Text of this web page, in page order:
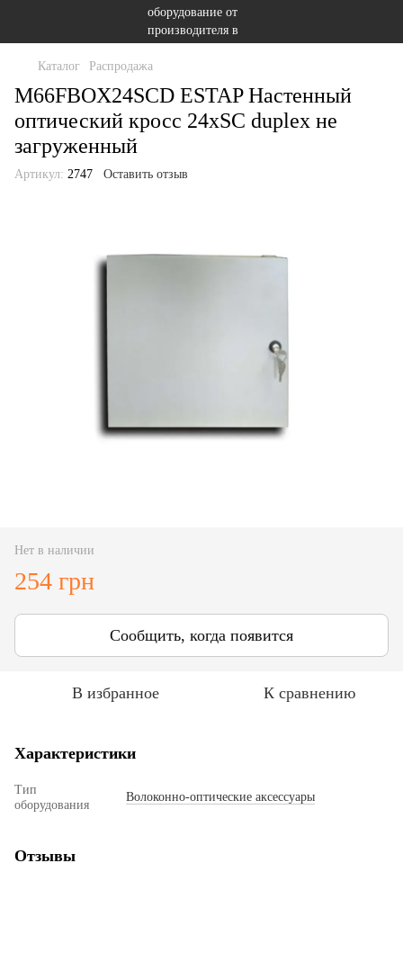
Каталог Распродажа
M66FBOX24SCD ESTAP Настенный
оптический кросс 24xSC duplex не
загруженный
Артикул: 2747 Оставить отзыв
Нет в наличии
254 грн
Сообщить, когда появится
В избранное К сравнению
Характеристики
Тип
оборудования
Волоконно-оптические аксессуары
Отзывы